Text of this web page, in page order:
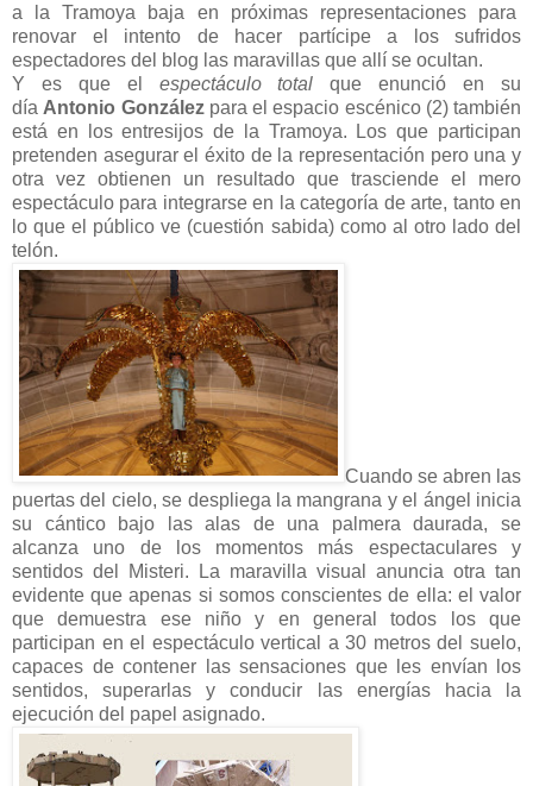
a la Tramoya baja en próximas representaciones para
renovar el intento de hacer partícipe a los sufridos
espectadores del blog las maravillas que allí se ocultan.
Y es que el espectáculo total que enunció en su
día Antonio González para el espacio escénico (2) también
está en los entresijos de la Tramoya. Los que participan
pretenden asegurar el éxito de la representación pero una y
otra vez obtienen un resultado que trasciende el mero
espectáculo para integrarse en la categoría de arte, tanto en
lo que el público ve (cuestión sabida) como al otro lado del
telón.
Cuando se abren las
puertas del cielo, se despliega la mangrana y el ángel inicia
su cántico bajo las alas de una palmera daurada, se
alcanza uno de los momentos más espectaculares y
sentidos del Misteri. La maravilla visual anuncia otra tan
evidente que apenas si somos conscientes de ella: el valor
que demuestra ese niño y en general todos los que
participan en el espectáculo vertical a 30 metros del suelo,
capaces de contener las sensaciones que les envían los
sentidos, superarlas y conducir las energías hacia la
ejecución del papel asignado.